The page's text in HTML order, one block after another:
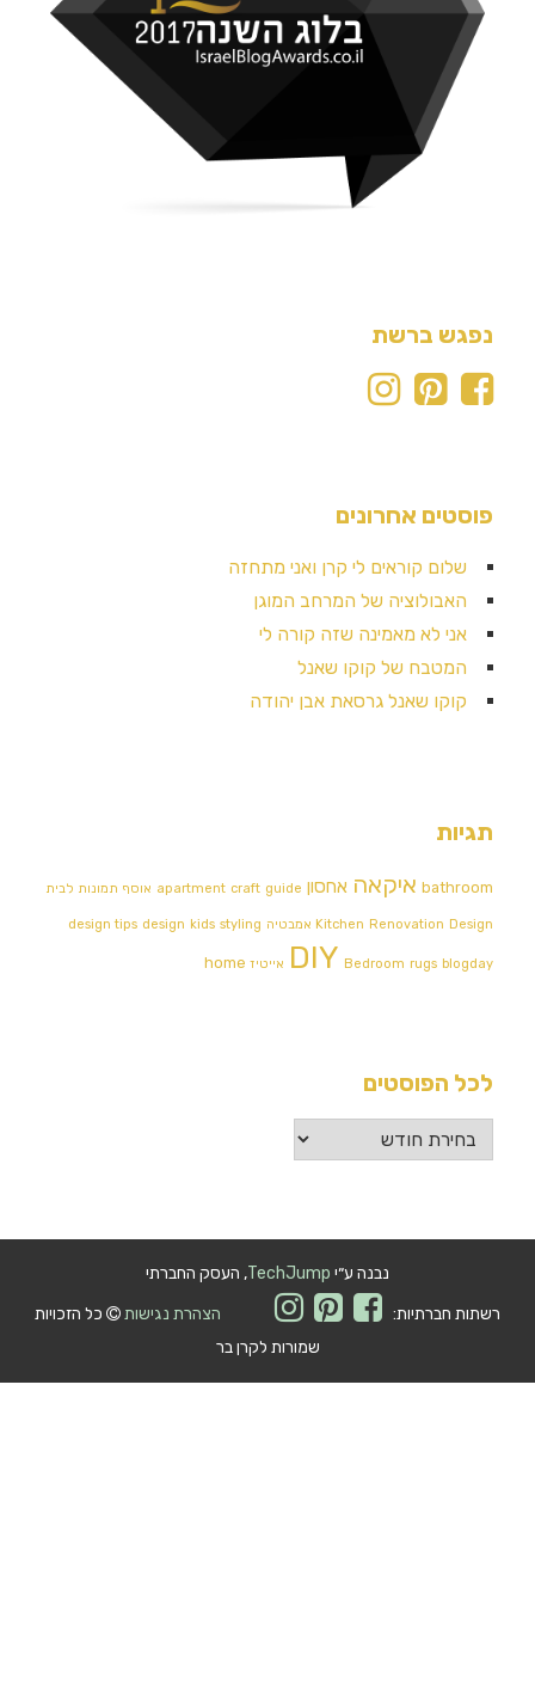
ברשת
אחרונים
שלום קוראים לי קרן ואני מתחזה
האבולוציה של המרחב המוגן
אני לא מאמינה שזה קורה לי
המטבח של קוקו שאנל
קוקו שאנל גרסאת אבן יהודה
איקאה אחסון apartment craft guide אוסף תמונות לבית
Kitchen Renovation
design tips design kids styling
DIY Bedroom rugs אייטיז home
הפוסטים
נבנה ע״יTechJump, העסק החברתי
חברתיות:
הצהרת נגישות
כל הזכויות
שמורות לקרן בר